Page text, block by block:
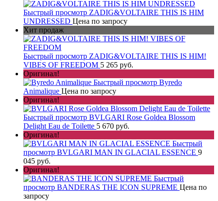
Быстрый просмотр ZADIG&VOLTAIRE THIS IS HIM
UNDRESSED Цена по запросу
Хит продаж
Быстрый просмотр ZADIG&VOLTAIRE THIS IS HIM!
VIBES OF FREEDOM 5 265 руб.
Оригинал!
Быстрый просмотр Byredo
Animalique Цена по запросу
Оригинал!
Быстрый просмотр BVLGARI Rose Goldea Blossom
Delight Eau de Toilette 5 670 руб.
Оригинал!
Быстрый
просмотр BVLGARI MAN IN GLACIAL ESSENCE 9
045 руб.
Оригинал!
Быстрый
просмотр BANDERAS THE ICON SUPREME Цена по
запросу